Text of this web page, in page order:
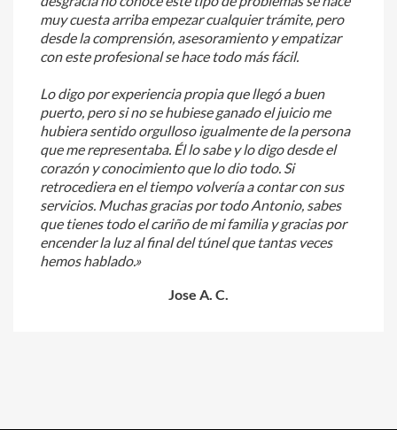
muy cuesta arriba empezar cualquier trámite, pero
desde la comprensión, asesoramiento y empatizar
con este profesional se hace todo más fácil.
Lo digo por experiencia propia que llegó a buen
puerto, pero si no se hubiese ganado el juicio me
hubiera sentido orgulloso igualmente de la persona
que me representaba. Él lo sabe y lo digo desde el
corazón y conocimiento que lo dio todo. Si
retrocediera en el tiempo volvería a contar con sus
servicios. Muchas gracias por todo Antonio, sabes
que tienes todo el cariño de mi familia y gracias por
encender la luz al final del túnel que tantas veces
hemos hablado.»
Jose A. C.